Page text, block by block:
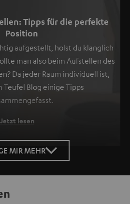
Tipps für die perfekte
Position
aufgestellt, holst du klanglich
man also beim Aufstellen des
Da jeder Raum individuell ist,
Teufel Blog einige Tipps
Jetzt lesen
MIR MEHR